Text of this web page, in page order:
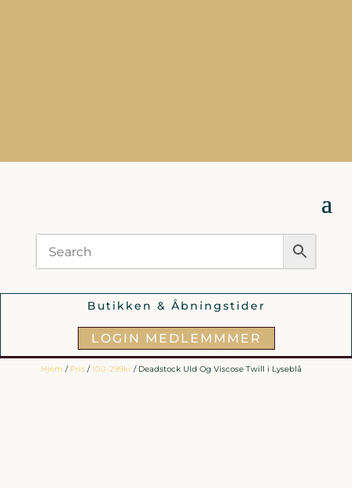
Butikken & Åbningstider
LOGIN MEDLEMMMER
Hjem / Pris/100-299kr/ Deadstock Uld Og Viscose Twill i Lyseblå